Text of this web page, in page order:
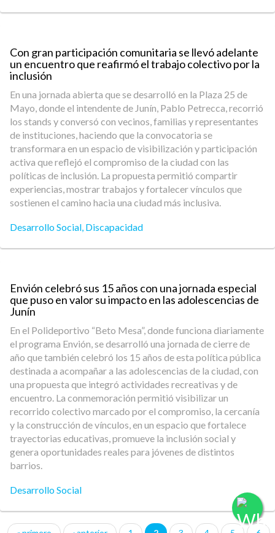
Con gran participación comunitaria se llevó adelante
un encuentro que reafirmó el trabajo colectivo por la
inclusión
En una jornada abierta que se desarrolló en la Plaza 25 de
Mayo, donde el intendente de Junín, Pablo Petrecca, recorrió
los stands y conversó con vecinos, familias y representantes
de instituciones, haciendo que la convocatoria se
transformara en un espacio de visibilización y participación
activa que reflejó el compromiso de la ciudad con las
políticas de inclusión. La propuesta permitió compartir
experiencias, mostrar trabajos y fortalecer vínculos que
sostienen el camino hacia una ciudad más inclusiva.
Desarrollo Social, Discapacidad
Envión celebró sus 15 años con una jornada especial
que puso en valor su impacto en las adolescencias de
Junín
En el Polideportivo “Beto Mesa”, donde funciona diariamente
el programa Envión, se desarrolló una jornada de cierre de
año que también celebró los 15 años de esta política pública
destinada a acompañar a las adolescencias de la ciudad, con
una propuesta que integró actividades recreativas y de
encuentro. La conmemoración permitió visibilizar un
recorrido colectivo marcado por el compromiso, la cercanía
y la construcción de vínculos, en un espacio que fortalece
trayectorias educativas, promueve la inclusión social y
genera oportunidades reales para jóvenes de distintos
barrios.
Desarrollo Social